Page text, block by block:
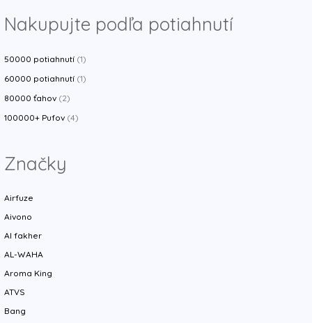
Nakupujte podľa potiahnutí
50000 potiahnutí (1)
60000 potiahnutí (1)
80000 ťahov (2)
100000+ Pufov (4)
Značky
Airfuze
Aivono
Al fakher
AL-WAHA
Aroma King
ATVS
Bang